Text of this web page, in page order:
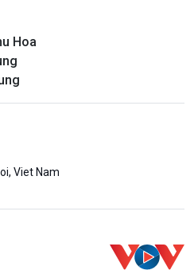
Hoa
Viet Nam